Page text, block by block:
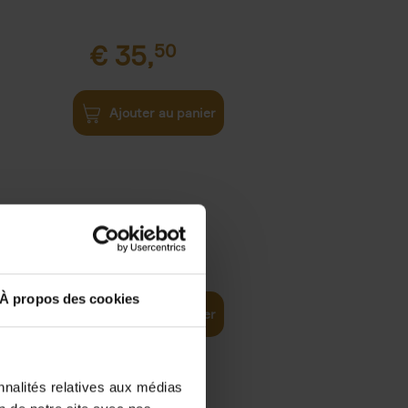
À propos des cookies
relatives aux médias
€ 35,50
Ajouter au panier
37,50
Ajouter au panier